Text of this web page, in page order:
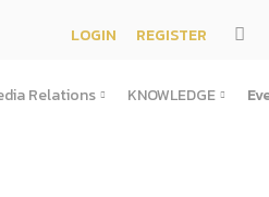
LOGIN REGISTER
Relations KNOWLEDGE